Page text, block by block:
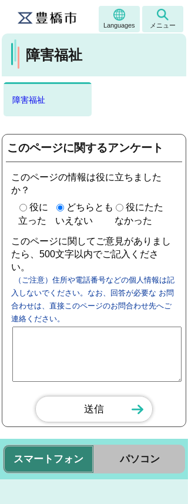
Languages メニュー
障害福祉
障害福祉
このページに関するアンケート
このページの情報は役に立ちました
か？
役に
立った
どちらとも
いえない
役にたた
なかった
このページに関してご意見がありまし
たら、500文字以内でご記入くださ
い。
（ご注意）住所や電話番号などの個人情報は記
入しないでください。なお、回答が必要な お問
合わせは、直接このページのお問合わせ先へご
連絡ください。
スマートフォン パソコン